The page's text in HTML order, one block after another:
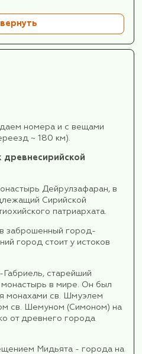
горное
точке хребта –
религиозный центр
не требуется).
в отеле.
на